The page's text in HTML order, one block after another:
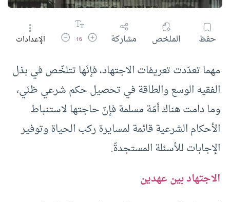
حفظ الملخص مشاركة زيادة حجم الخط
16 تقليل حجم الخط
الإعدادات
مهما تعدّدت تعريفات الاجتهاد، فإنّها تتلخّص في بذل
الفقيه الوسع والطاقة في تحصيل حكم شرعي ظنّي،
وما دامت هناك أمّة مسلمة فإنّ حاجتها لاستنباط
الأحكام الشرعية قائمة لمسايرة ركب الحياة وتوفير
الإجابات للأسئلة المستجدةّ.
الاجتهاد بين عهدين